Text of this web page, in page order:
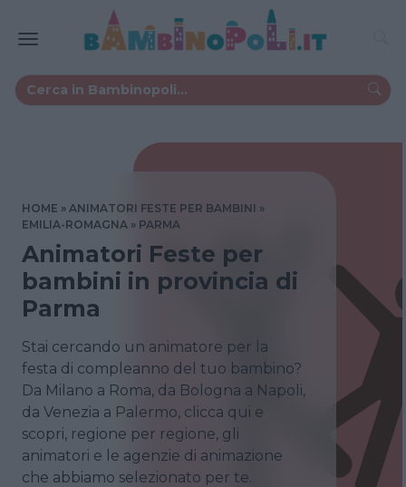
HOME
ANIMATORI FESTE PER BAMBINI
EMILIA-ROMAGNA
PARMA
Animatori Feste per
bambini in provincia di
Parma
Stai cercando un animatore per la
festa di compleanno del tuo bambino?
Da Milano a Roma, da Bologna a Napoli,
da Venezia a Palermo, clicca qui e
scopri, regione per regione, gli
animatori e le agenzie di animazione
che abbiamo selezionato per te.